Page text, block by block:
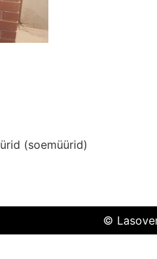
(soemüürid)
©